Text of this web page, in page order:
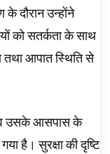
के दौरान उन्होंने
को सतर्कता के साथ
तथा आपात स्थिति से
व उसके आसपास के
है। सुरक्षा की दृष्टि